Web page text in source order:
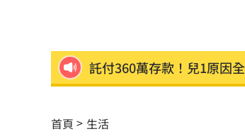
託付360萬存款！兒1原因
女星授權AI短劇 「裙下仰
首頁 生活